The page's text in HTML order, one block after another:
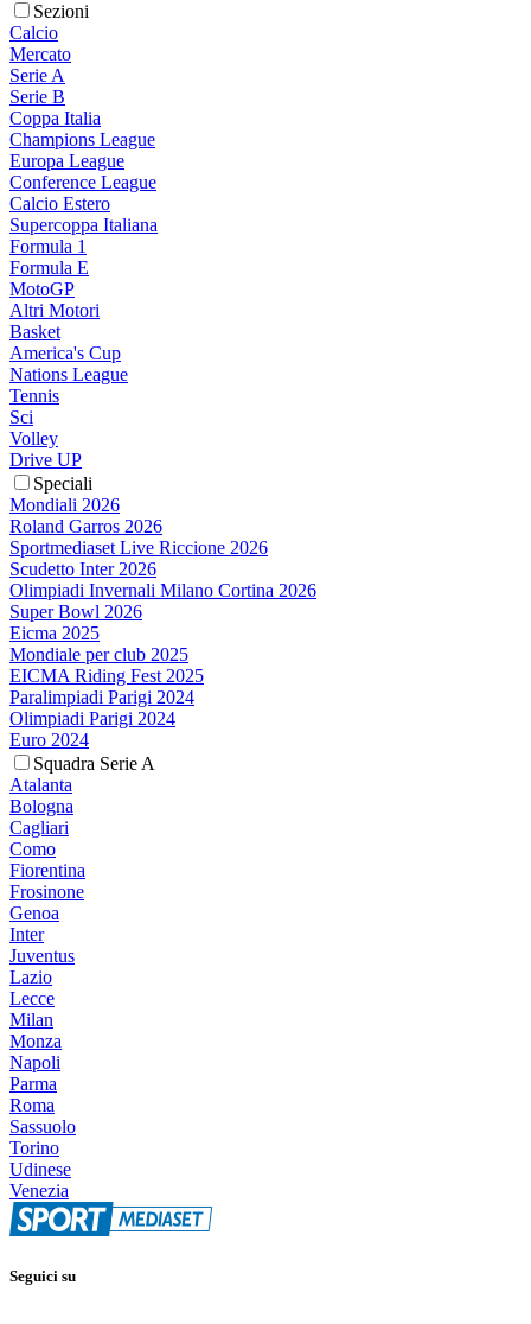
Sezioni
Calcio
Mercato
Serie A
Serie B
Coppa Italia
Champions League
Europa League
Conference League
Calcio Estero
Supercoppa Italiana
Formula 1
Formula E
MotoGP
Altri Motori
Basket
America's Cup
Nations League
Tennis
Sci
Volley
Drive UP
Speciali
Mondiali 2026
Roland Garros 2026
Sportmediaset Live Riccione 2026
Scudetto Inter 2026
Olimpiadi Invernali Milano Cortina 2026
Super Bowl 2026
Eicma 2025
Mondiale per club 2025
EICMA Riding Fest 2025
Paralimpiadi Parigi 2024
Olimpiadi Parigi 2024
Euro 2024
Squadra Serie A
Atalanta
Bologna
Cagliari
Como
Fiorentina
Frosinone
Genoa
Inter
Juventus
Lazio
Lecce
Milan
Monza
Napoli
Parma
Roma
Sassuolo
Torino
Udinese
Venezia
Seguici su